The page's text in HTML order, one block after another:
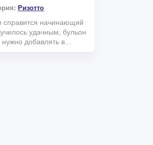
Ризотто
справится начинающий
удачным, бульон
добавлять в